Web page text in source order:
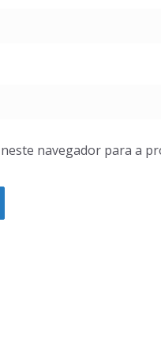
navegador para a